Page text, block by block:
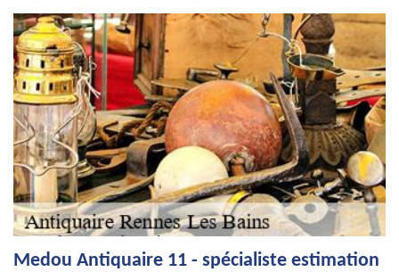
Medou Antiquaire 11 - spécialiste estimation